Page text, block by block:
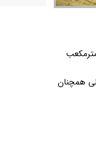
به ورود ۱۲ میلیون مترمکعب
۱۳ درصد این سد پر است ولی همچنان